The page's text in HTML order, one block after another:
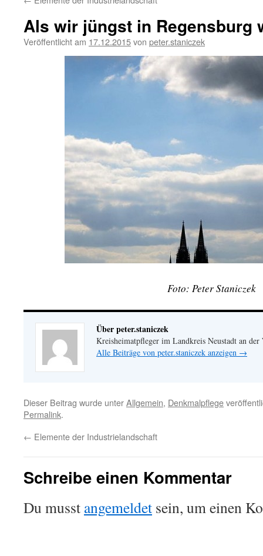
Als wir jüngst in Regensburg
Veröffentlicht am 17.12.2015von peter.staniczek
Foto: Peter Staniczek
Über peter.staniczek
Kreisheimatpfleger im Landkreis Neustadt an der
Alle Beiträge von peter.staniczek anzeigen →
Dieser Beitrag wurde unterAllgemein, Denkmalpflege
Permalink.
← Elemente der Industrielandschaft
Schreibe einen Kommentar
Du musst angemeldet sein, um einen